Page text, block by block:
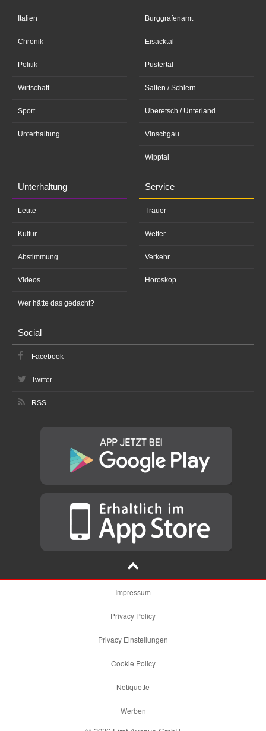
Italien
Chronik
Politik
Wirtschaft
Sport
Unterhaltung
Burggrafenamt
Eisacktal
Pustertal
Salten / Schlern
Überetsch / Unterland
Vinschgau
Wipptal
Unterhaltung
Leute
Kultur
Abstimmung
Videos
Wer hätte das gedacht?
Service
Trauer
Wetter
Verkehr
Horoskop
Social
Facebook
Twitter
RSS
Impressum
Privacy Policy
Privacy Einstellungen
Cookie Policy
Netiquette
Werben